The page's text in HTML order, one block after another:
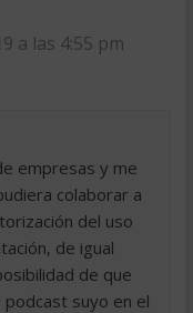
a las 4:55 pm
empresas y me
colaborar a
del uso
de igual
de que
suyo en el